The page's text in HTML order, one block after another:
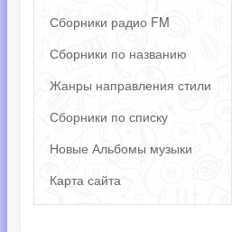
Сборники радио FM
Сборники по названию
Жанры направления стили
Сборники по списку
Новые Альбомы музыки
Карта сайта